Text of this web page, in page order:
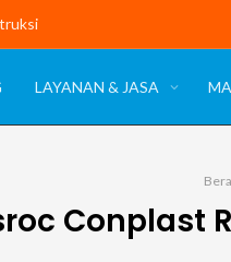
LAYANAN & JASA
Conplast